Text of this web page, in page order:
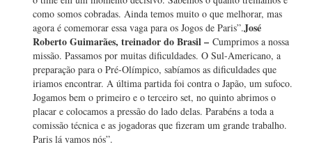
como somos cobradas. Ainda temos muito o que melhorar, mas
agora é comemorar essa vaga para os Jogos de Paris”.José
Roberto Guimarães, treinador do Brasil – Cumprimos a nossa
missão. Passamos por muitas dificuldades. O Sul-Americano, a
preparação para o Pré-Olímpico, sabíamos as dificuldades que
iriamos encontrar. A última partida foi contra o Japão, um sufoco.
Jogamos bem o primeiro e o terceiro set, no quinto abrimos o
placar e colocamos a pressão do lado delas. Parabéns a toda a
comissão técnica e as jogadoras que fizeram um grande trabalho.
Paris lá vamos nós”.